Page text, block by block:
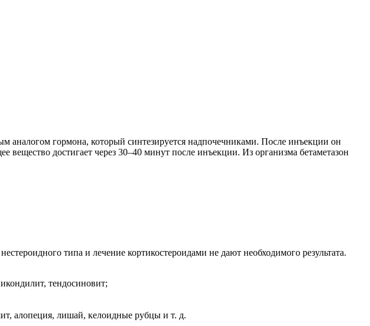
аналогом гормона, который синтезируется надпочечниками. После инъекции он
вещество достигает через 30–40 минут после инъекции. Из организма бетаметазон
типа и лечение кортикостероидами не дают необходимого результата.
тендосиновит;
алопеция, лишай, келоидные рубцы и т. д.